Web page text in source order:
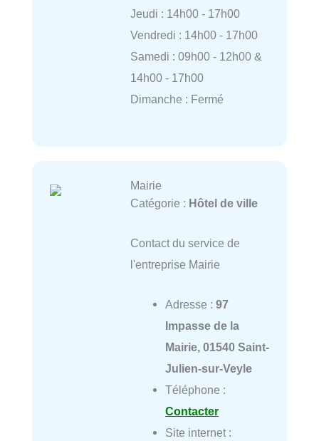
Jeudi : 14h00 - 17h00
Vendredi : 14h00 - 17h00
Samedi : 09h00 - 12h00 &
14h00 - 17h00
Dimanche : Fermé
Mairie
Catégorie : Hôtel de ville
Contact du service de
l'entreprise Mairie
Adresse : 97
Impasse de la
Mairie, 01540 Saint-
Julien-sur-Veyle
Téléphone :
Contacter
Site internet :